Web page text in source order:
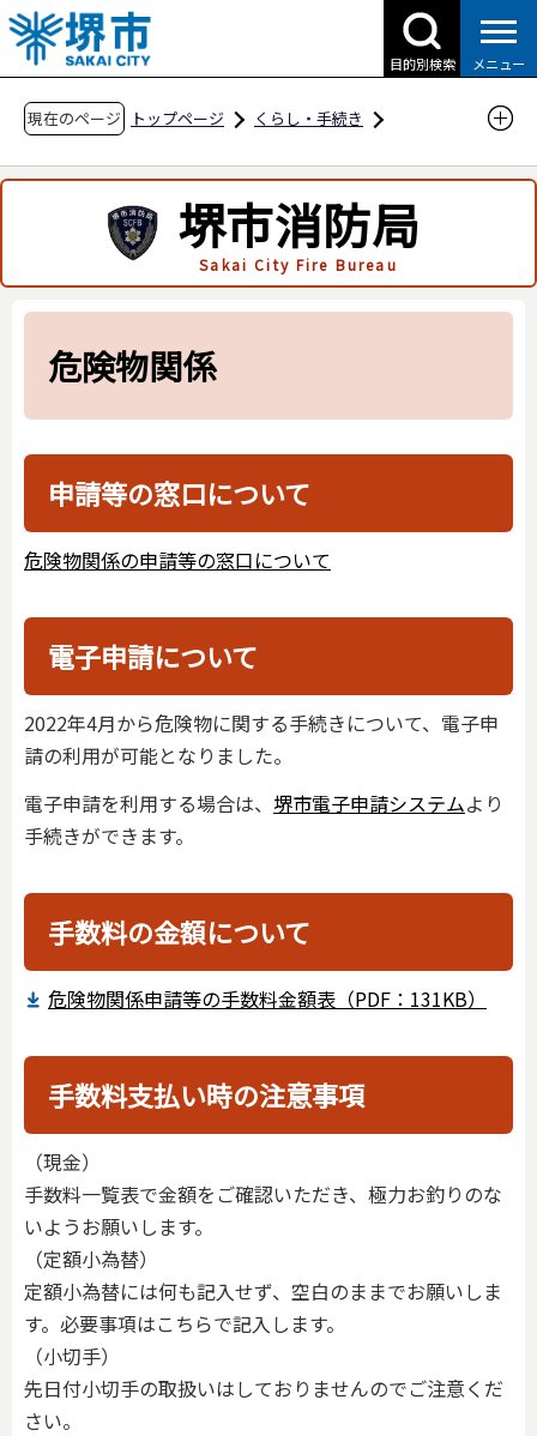
こ
の
ペ
の
で
目的別検索 メニュー
現在のページ トップページ
くらし・手続き
申請・届出用紙
危険物関係
堺市消防局
Sakai City Fire Bureau
危険物関係
申請等の窓口について
危険物関係の申請等の窓口について
電子申請について
2022年4月から危険物に関する手続きについて、電子申
請の利用が可能となりました。
電子申請を利用する場合は、 堺市電子申請システムより
手続きができます。
手数料の金額について
危険物関係申請等の手数料金額表（PDF：131KB）
手数料支払い時の注意事項
（現金）
手数料一覧表で金額をご確認いただき、極力お釣りのな
いようお願いします。
（定額小為替）
定額小為替には何も記入せず、空白のままでお願いしま
す。必要事項はこちらで記入します。
（小切手）
先日付小切手の取扱いはしておりませんのでご注意くだ
さい。